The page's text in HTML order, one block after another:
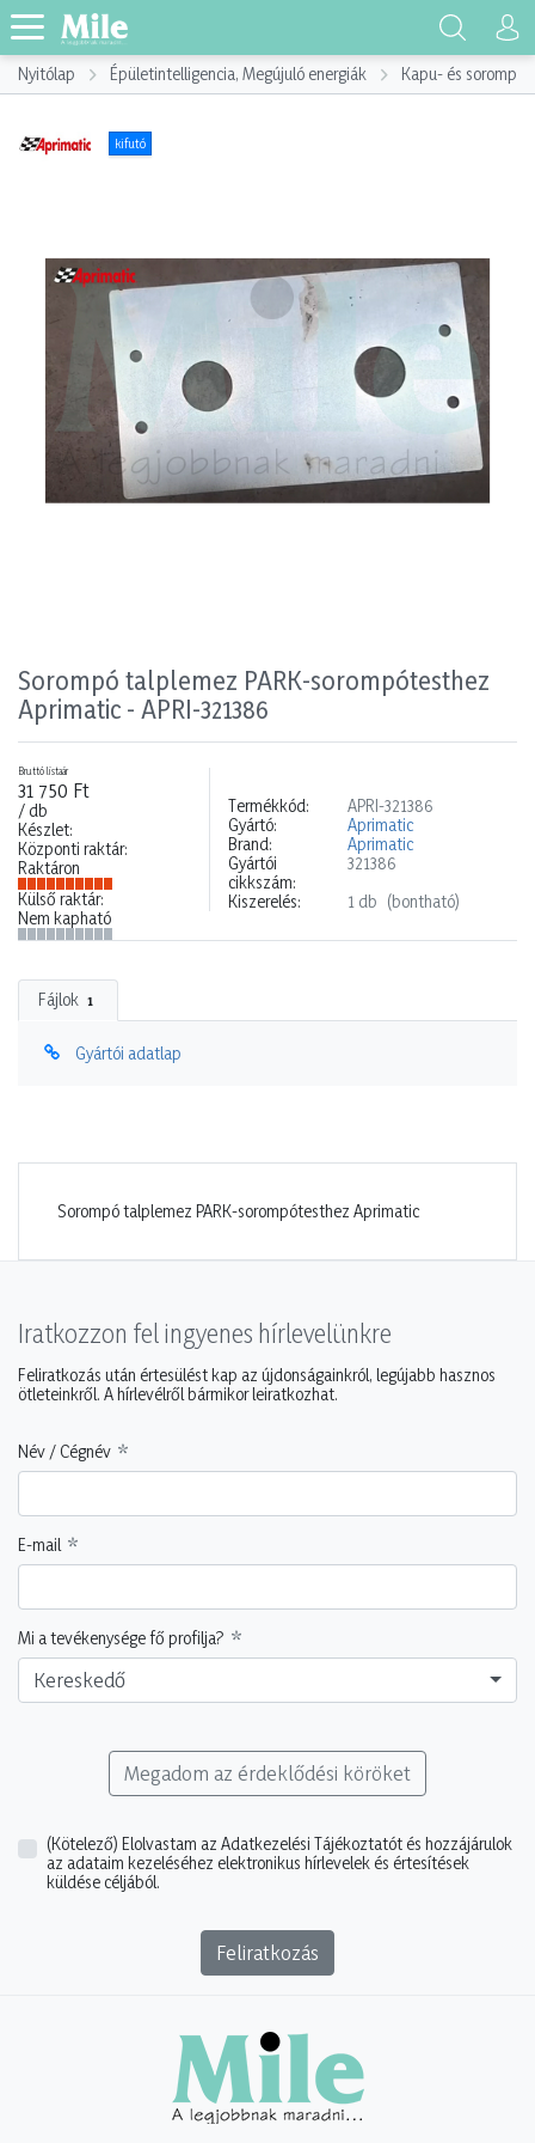
Nyitólap Épületintelligencia, Megújuló energiák Kapu- és
kifutó
Sorompó talplemez PARK-sorompótesthez
Aprimatic - APRI-321386
Bruttó listaár
31 750 Ft
/ db
Készlet:
Központi raktár:
Raktáron
Külső raktár:
Nem kapható
Termékkód:
APRI-321386
Gyártó:
Aprimatic
Brand:
Aprimatic
Gyártói
cikkszám:
321386
Kiszerelés:
1 db (bontható)
Fájlok 1
Gyártói adatlap
Sorompó talplemez PARK-sorompótesthez Aprimatic
Iratkozzon fel ingyenes hírlevelünkre
Feliratkozás után értesülést kap az újdonságainkról, legújabb hasznos
ötleteinkről. A hírlevélről bármikor leiratkozhat.
Név / Cégnév
E-mail
Mi a tevékenysége fő profilja?
Kereskedő
Megadom az érdeklődési köröket
(Kötelező) Elolvastam az Adatkezelési Tájékoztatót és hozzájárulok
az adataim kezeléséhez elektronikus hírlevelek és értesítések
küldése céljából.
Feliratkozás